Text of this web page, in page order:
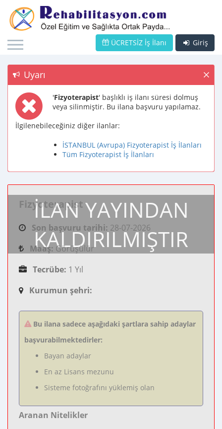
Giriş
ÜCRETSİZ İş İlanı
Uyarı
'Fizyoterapist' başlıklı iş ilanı süresi dolmuş
veya silinmiştir. Bu ilana başvuru yapılamaz.
İlgilenebileceğiniz diğer ilanlar:
İSTANBUL (Avrupa) Fizyoterapist İş İlanları
Tüm Fizyoterapist İş İlanları
İLAN YAYINDAN
KALDIRILMIŞTIR
Fizyoterapist
Son başvuru tarihi: 28-07-2026
Maaş: Görüşülür
Tecrübe: 1 Yıl
Kurumun şehri:
Bu ilana sadece aşağıdaki şartlara sahip adaylar
başvurabilmektedirler:
Bayan adaylar
En az Lisans mezunu
Sisteme fotoğrafını yüklemiş olan
Aranan Nitelikler